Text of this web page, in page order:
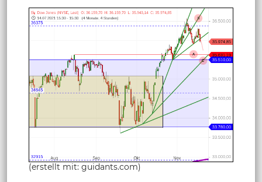
(erstellt mit: guidants.com)